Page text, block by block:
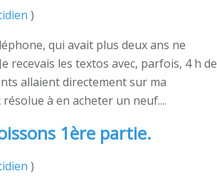
)
qui avait plus deux ans ne
recevais les textos avec, parfois, 4 h de
allaient directement sur ma
à en acheter un neuf....
1ère partie.
)